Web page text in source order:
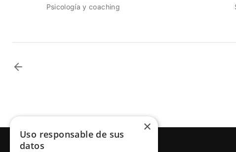
Psicología y coaching
×
Uso responsable de sus
datos